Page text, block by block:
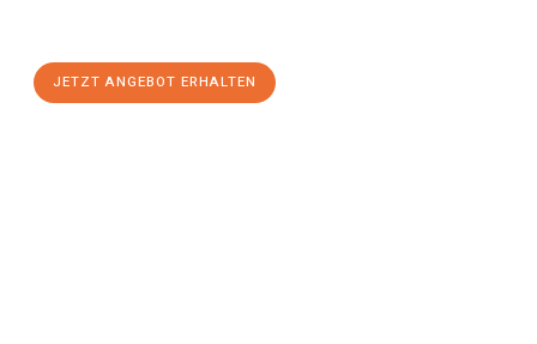
JETZT ANGEBOT ERHALTEN